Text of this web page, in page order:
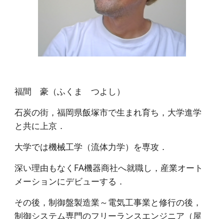
福間 豪（ふくま つよし）
石炭の街，福岡県飯塚市で生まれ育ち，大学進学
と共に上京．
大学では機械工学（流体力学）を専攻．
深い理由もなくFA機器商社へ就職し，産業オート
メーションにデビューする．
その後，制御盤製造業～電気工事業と修行の後，
制御システム専門のフリーランスエンジニア（屋